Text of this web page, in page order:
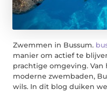
Zwemmen in Bussum.
manier om actief te
prachtige omgeving.
moderne zwembaden,
wils. In dit blog duiken